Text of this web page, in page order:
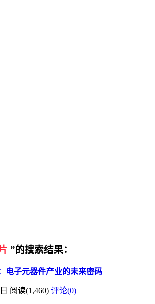
”的搜索结果：
电子元器件产业的未来密码
阅读(1,460) 评论(0)